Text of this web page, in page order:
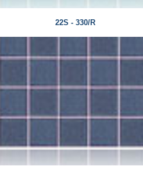
22S - 330/R